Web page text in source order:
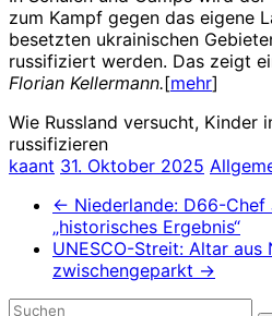
zum Kampf gegen das eigene
besetzten ukrainischen
russifiziert werden. Das zeigt
Florian Kellermann.[mehr]
Wie Russland versucht, Kinder
russifizieren
kaant 31. Oktober 2025
← Niederlande: D66-
„historisches Ergebnis“
UNESCO-Streit: Altar aus
zwischengeparkt →